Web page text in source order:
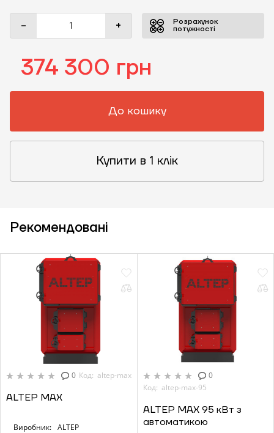
- +
Розрахунок
потужності
374 300 грн
До кошику
Купити в 1 клік
Рекомендовані
0 Код: altep-max
ALTEP MAX
Виробник: ALTEP
0
Код: altep-max-95
ALTEP MAX 95 кВт з
автоматикою